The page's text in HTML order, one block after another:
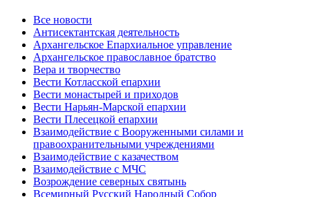
Все новости
Антисектантская деятельность
Архангельское Епархиальное управление
Архангельское православное братство
Вера и творчество
Вести Котласской епархии
Вести монастырей и приходов
Вести Нарьян-Марской епархии
Вести Плесецкой епархии
Взаимодействие с Вооруженными силами и
правоохранительными учреждениями
Взаимодействие с казачеством
Взаимодействие с МЧС
Возрождение северных святынь
Всемирный Русский Народный Собор